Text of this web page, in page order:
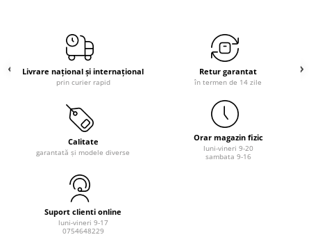
Livrare național și internațional
prin curier rapid
Retur garantat
în termen de 14 zile
Calitate
garantată și modele diverse
Orar magazin fizic
luni-vineri 9-20
sambata 9-16
Suport clienti online
luni-vineri 9-17
0754648229